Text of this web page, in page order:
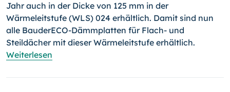
Jahr auch in der Dicke von 125 mm in der
Wärmeleitstufe (WLS) 024 erhältlich. Damit sind nun
alle BauderECO-Dämmplatten für Flach- und
Steildächer mit dieser Wärmeleitstufe erhältlich.
Weiterlesen